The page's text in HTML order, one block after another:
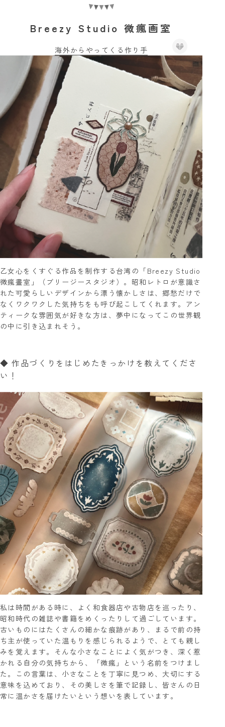
Breezy Studio 微瘋画室
海外からやってくる作り手
乙女心をくすぐる作品を制作する台湾の「Breezy Studio
微瘋畫室」（ブリージースタジオ）。昭和レトロが意識さ
れた可愛らしいデザインから漂う懐かしさは、郷愁だけで
なくワクワクした気持ちをも呼び起こしてくれます。アン
ティークな雰囲気が好きな方は、夢中になってこの世界観
の中に引き込まれそう。
◆ 作品づくりをはじめたきっかけを教えてくださ
い！
私は時間がある時に、よく和食器店や古物店を巡ったり、
昭和時代の雑誌や書籍をめくったりして過ごしています。
古いものにはたくさんの細かな痕跡があり、まるで前の持
ち主が使っていた温もりを感じられるようで、とても親し
みを覚えます。そんな小さなことによく気がつき、深く惹
かれる自分の気持ちから、「微瘋」という名前をつけまし
た。この言葉は、小さなことを丁寧に見つめ、大切にする
意味を込めており、その美しさを筆で記録し、皆さんの日
常に温かさを届けたいという想いを表しています。